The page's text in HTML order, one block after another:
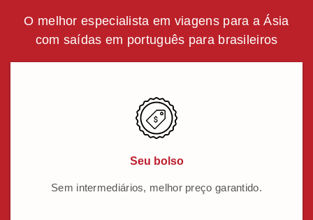
O melhor especialista em viagens para a Ásia
com saídas em português para brasileiros
Seu bolso
Sem intermediários, melhor preço garantido.